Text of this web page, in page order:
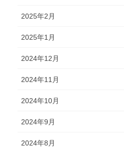
2025年2月
2025年1月
2024年12月
2024年11月
2024年10月
2024年9月
2024年8月